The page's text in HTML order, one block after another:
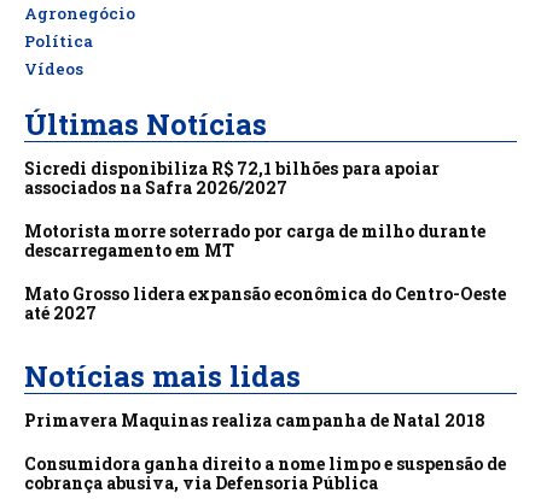
Agronegócio
Política
Vídeos
Últimas Notícias
Sicredi disponibiliza R$ 72,1 bilhões para apoiar
associados na Safra 2026/2027
Motorista morre soterrado por carga de milho durante
descarregamento em MT
Mato Grosso lidera expansão econômica do Centro-Oeste
até 2027
Notícias mais lidas
Primavera Maquinas realiza campanha de Natal 2018
Consumidora ganha direito a nome limpo e suspensão de
cobrança abusiva, via Defensoria Pública